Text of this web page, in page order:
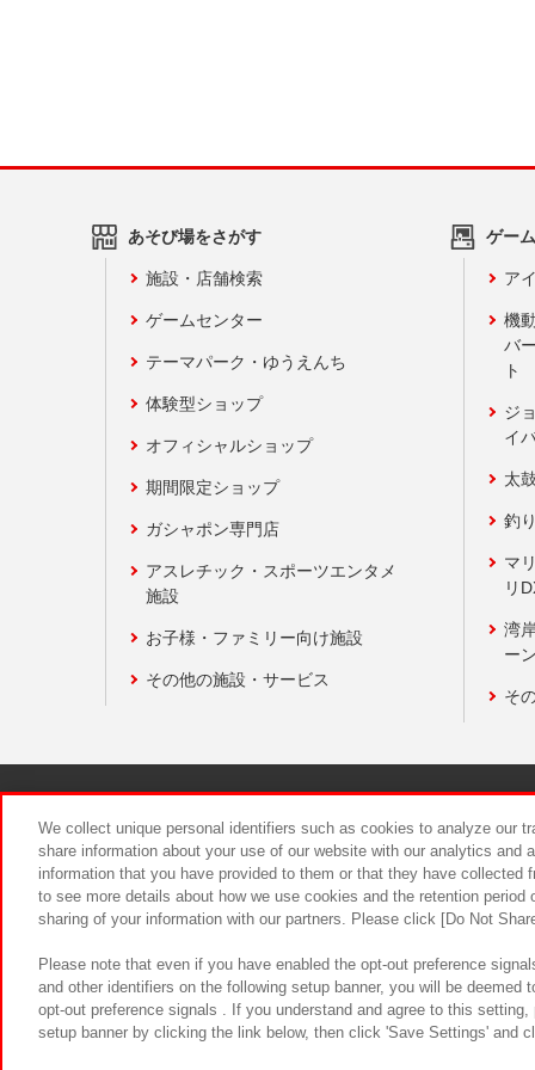
あそび場をさがす
施設・店舗検索
ゲームセンター
テーマパーク・ゆうえんち
体験型ショップ
オフィシャルショップ
期間限定ショップ
ガシャポン専門店
アスレチック・スポーツエンタメ
施設
お子様・ファミリー向け施設
その他の施設・サービス
ゲー
ア
機
バ
ト
ジ
イ
太
釣
マ
リ
湾
ー
そ
食品のご
We collect unique personal identifiers such as cookies to analyze our
share information about your use of our website with our analytics and
information that you have provided to them or that they have
to see more details about how we use cookies and the retention
sharing of your information with our partners. Please click [Do Not
Please note that even if you have enabled the opt-out preference
and other identifiers on the following setup banner, you will be
opt-out preference signals . If you understand and agree to this
setup banner by clicking the link below, then click 'Save Settings' and